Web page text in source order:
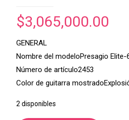
$3,065,000.00
GENERAL
Nombre del modeloPresagio Elite-
Número de artículo2453
Color de guitarra
2 disponibles